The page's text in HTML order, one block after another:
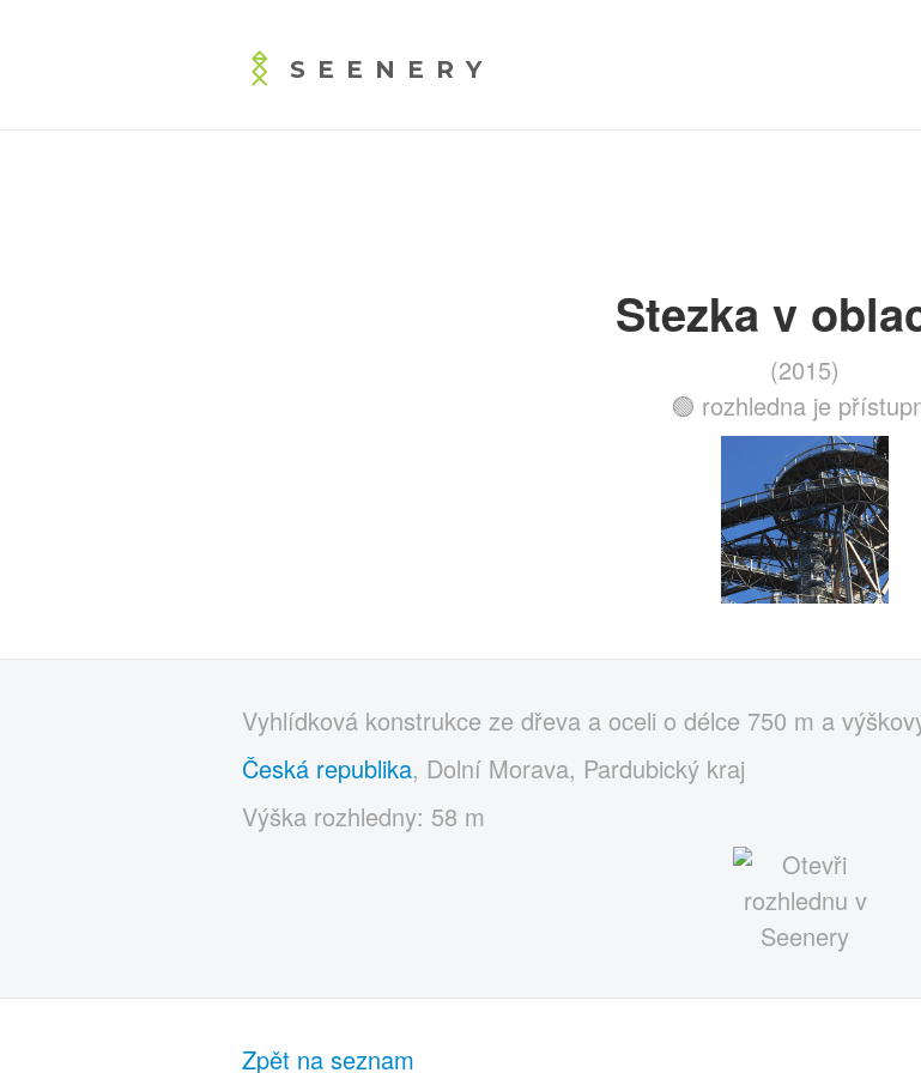
SEENERY
Stezka v
(2015)
🟢 rozhledna je
Vyhlídková konstrukce ze dřeva a oceli o délce 750 m a
Česká republika, Dolní Morava, Pardubický kraj
Výška rozhledny: 58 m
Zpět na seznam